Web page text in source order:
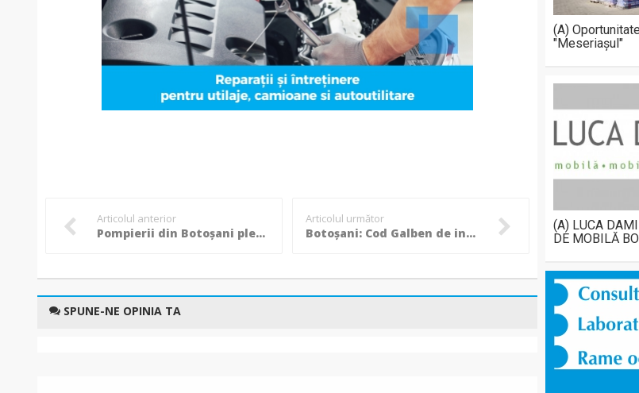
Articolul anterior
Pompierii din Botoșani pleacă la Constanța în contextul CODULUI ROȘU de ploi abundente!
Articolul următor
Botoșani: Cod Galben de inundații pe râul Jijia și afluenții acestuia!
SPUNE-NE OPINIA TA
(A)
"Meseriașul"
(A) LUCA
DE MOBILĂ